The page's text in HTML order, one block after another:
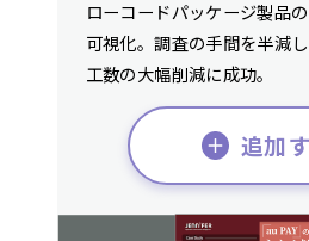
ローコードパッケージ製品
可視化。調査の手間を半減
工数の大幅削減に成功。
追加